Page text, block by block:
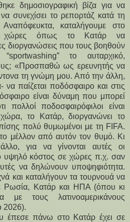
δημοσιογραφική βίζα για να
συνεχίσει το ρεπορτάζ κατά τη
καταλήγουμε στο
χώρες όπως το Κατάρ να
διοργανώσεις που τους βοηθούν
το αυταρχικό,
«Προσπαθώ ως ερευνητής να
τη γνώμη μου. Από την άλλη,
να παίζεται ποδόσφαιρο και στις
είναι δύναμη που μπορεί
πολλοί ποδοσφαιρόφιλοι είναι
το Κατάρ, διοργανώνει το
πολύ θυμωμένοι με τη FIFA.
μέλλον από αυτόν τον θυμό. Κι
για να γίνονται αυτές οι
υψηλό κόστος σε χώρες π.χ. σαν
να δηλώνουν υποψηφιότητα.
και καταλήγουν τα τουρνουά να
Ρωσία, Κατάρ και ΗΠΑ (όπου κι
με τους λατινοαμερικάνους
2026).
έπεσε πάνω στο Κατάρ έχει σε